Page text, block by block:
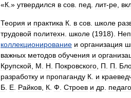
«К .» утвердился в сов пед лит-ре
Теория и практика К в сов школе
трудовой политехн школе (1918).
коллекционирование и организация
важных методов обучения и
Крупской
M H Покровского П П
разработку и пропаганду К и
Б Е Райков К Ф Строев и др